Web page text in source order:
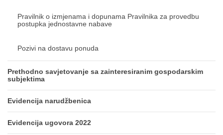
Pravilnik o izmjenama i dopunama Pravilnika za provedbu
postupka jednostavne nabave
Pozivi na dostavu ponuda
Prethodno savjetovanje sa zainteresiranim gospodarskim
subjektima
Evidencija narudžbenica
Evidencija ugovora 2022